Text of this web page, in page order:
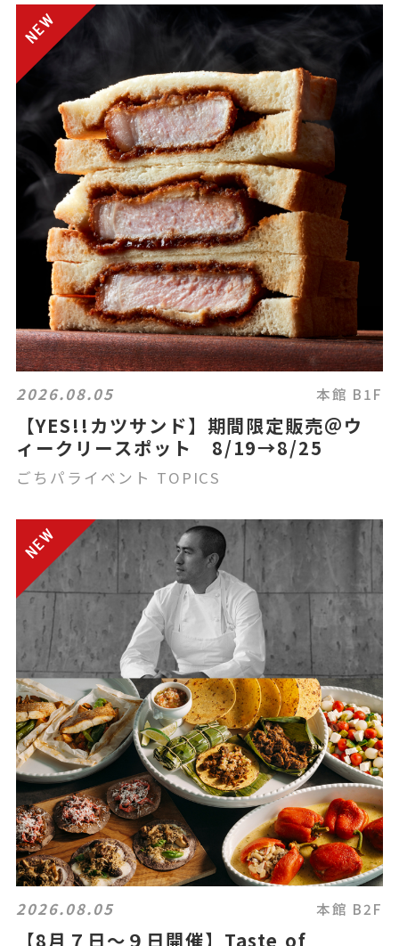
2026.08.05 本館 B1F
【YES!!カツサンド】期間限定販売＠ウ
ィークリースポット 8/19→8/25
ごちパライベント TOPICS
2026.08.05 本館 B2F
【8月７日～９日開催】Taste of